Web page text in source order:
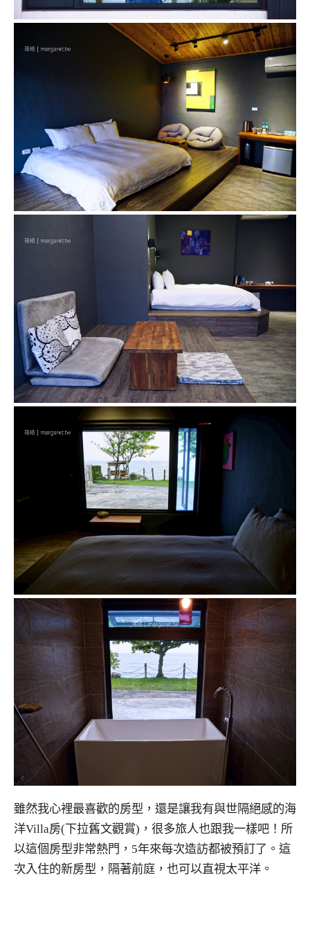
雖然我心裡最喜歡的房型，還是讓我有與世隔絕感的海
洋Villa房(下拉舊文觀賞)，很多旅人也跟我一樣吧！所
以這個房型非常熱門，5年來每次造訪都被預訂了。這
次入住的新房型，隔著前庭，也可以直視太平洋。